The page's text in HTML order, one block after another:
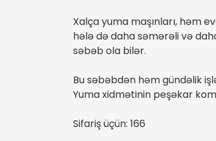
Xalça yuma maşınları, həm
hələ də daha səmərəli və
səbəb ola bilər.
Bu səbəbdən həm gündəlik
Yuma xidmətinin peşəkar
Sifariş üçün: 166